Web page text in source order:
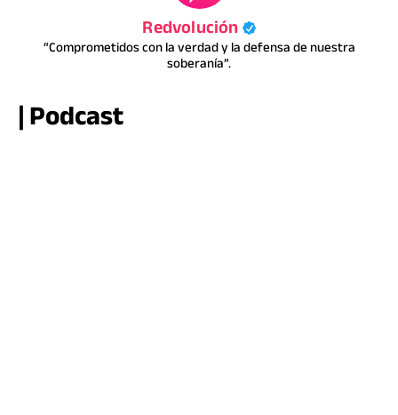
Redvolución
“Comprometidos con la verdad y la defensa de nuestra
soberanía”.
| Podcast